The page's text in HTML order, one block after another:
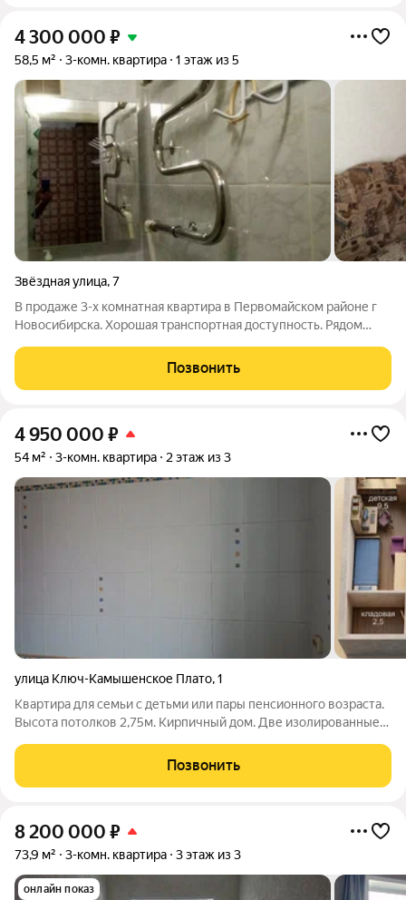
4 300 000 ₽
58,5 м² 3-комн. квартира 1 этаж из 5
Звёздная улица,7
В продаже 3-х комнатная квартира в Первомайском районе г
Новосибирска. Хорошая транспортная доступность. Рядом
транспорта. Рядом лес, магазин, школа, пункт выдачи Озон,
аптека и др. Подходит под любые
Позвонить
4 950 000 ₽
54 м² 3-комн. квартира 2 этаж из 3
улица Ключ-Камышенское Плато,1
Квартира для семьи с детьми или пары пенсионного возраста.
Высота потолков 2,75м. Кирпичный дом. Две изолированные
организовать дополнительное спальное место. Вместительная
кладовая 2,5
Позвонить
8 200 000 ₽
73,9 м² 3-комн. квартира 3 этаж из 3
онлайн показ